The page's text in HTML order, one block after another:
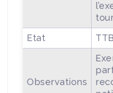
Etat
Observations